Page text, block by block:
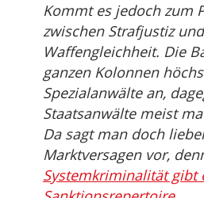
Kommt es jedoch zum
zwischen Strafjustiz
Waffengleichheit. Die
ganzen Kolonnen
Spezialanwälte an,
Staatsanwälte meist
Da sagt man doch
Marktversagen vor,
Systemkriminalität gibt